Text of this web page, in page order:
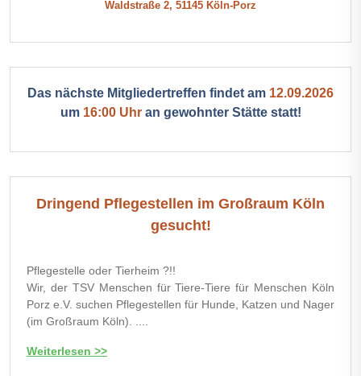
Waldstraße 2, 51145 Köln-Porz
Das nächste Mitgliedertreffen findet am 12.09.2026
um 16:00 Uhran gewohnter Stätte statt!
Dringend Pflegestellen im Großraum Köln
gesucht!
Pflegestelle oder Tierheim ?!!
Wir, der TSV Menschen für Tiere-Tiere für Menschen Köln
Porz e.V. suchen Pflegestellen für Hunde, Katzen und Nager
(im Großraum Köln). ....
Weiterlesen >>